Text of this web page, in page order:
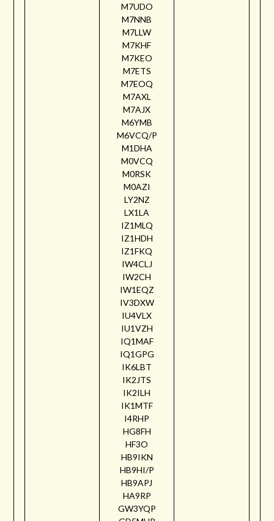
M7UDO
M7NNB
M7LLW
M7KHF
M7KEO
M7ETS
M7EOQ
M7AXL
M7AJX
M6YMB
M6VCQ/P
M1DHA
M0VCQ
M0RSK
M0AZI
LY2NZ
LX1LA
IZ1MLQ
IZ1HDH
IZ1FKQ
IW4CLJ
IW2CH
IW1EQZ
IV3DXW
IU4VLX
IU1VZH
IQ1MAF
IQ1GPG
IK6LBT
IK2JTS
IK2ILH
IK1MTF
I4RHP
HG8FH
HF3O
HB9IKN
HB9HI/P
HB9APJ
HA9RP
GW3YQP